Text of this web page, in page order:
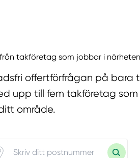
takföretag som jobbar i
offertförfrågan på bara
upp till fem takföretag
område.